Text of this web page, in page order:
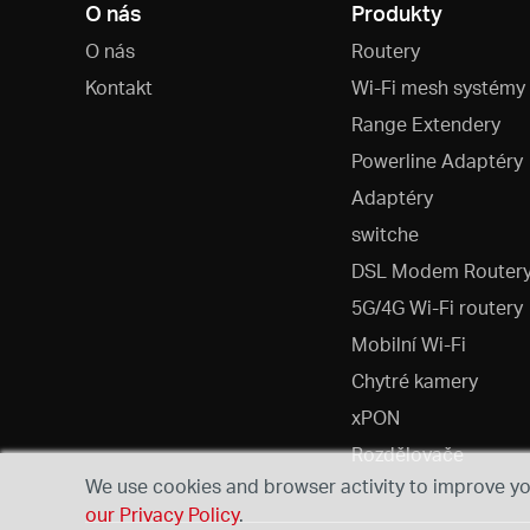
O nás
O nás
Kontakt
Produkty
Routery
Wi-Fi mesh systémy
Range Extendery
Powerline Adaptéry
Adaptéry
switche
DSL Modem
5G/4G Wi-Fi routery
Mobilní Wi-Fi
Chytré kamery
xPON
Rozdělovače
We use cookies and browser activity to improve
our Privacy Policy.